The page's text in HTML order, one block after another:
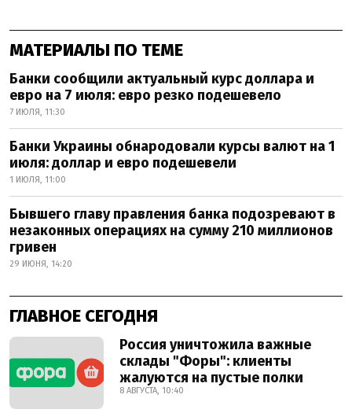
МАТЕРИАЛЫ ПО ТЕМЕ
Банки сообщили актуальный курс доллара и
евро на 7 июля: евро резко подешевело
7 ИЮЛЯ, 11:30
Банки Украины обнародовали курсы валют на 1
июля: доллар и евро подешевели
1 ИЮЛЯ, 11:00
Бывшего главу правления банка подозревают в
незаконных операциях на сумму 210 миллионов
гривен
29 ИЮНЯ, 14:20
ГЛАВНОЕ СЕГОДНЯ
Россия уничтожила важные
склады "Форы": клиенты
жалуются на пустые полки
8 АВГУСТА, 10:40